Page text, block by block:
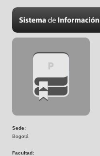
Sede:
Bogotá
Facultad: